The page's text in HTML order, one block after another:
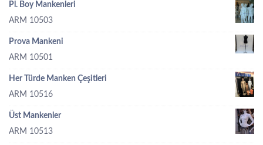
Pl. Boy Mankenleri
ARM 10503
Prova Mankeni
ARM 10501
Her Türde Manken Çeşitleri
ARM 10516
Üst Mankenler
ARM 10513